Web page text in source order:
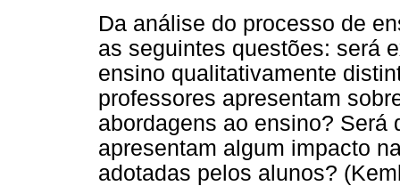
Da análise do processo de
as seguintes questões: será
ensino qualitativamente
professores apresentam
abordagens ao ensino? Será
apresentam algum impacto
adotadas pelos alunos?